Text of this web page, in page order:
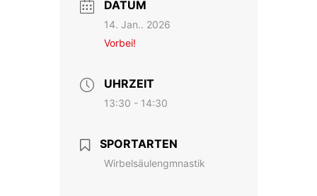
DATUM
14. Jan.. 2026
Vorbei!
UHRZEIT
13:30 - 14:30
SPORTARTEN
Wirbelsäulengmnastik